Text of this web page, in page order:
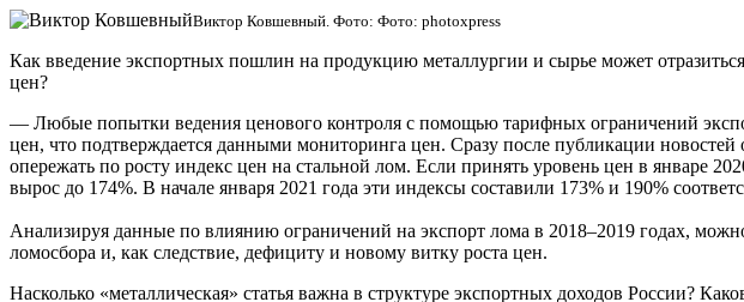
Виктор Ковшевный. Фото: Фото: photoxpress
Как введение экспортных пошлин на продукцию металлургии и сырье может
цен?
— Любые попытки ведения ценового контроля с помощью тарифных ограничений
цен, что подтверждается данными мониторинга цен. Сразу после публикации
опережать по росту индекс цен на стальной лом. Если принять уровень цен в январе
вырос до 174%. В начале января 2021 года эти индексы составили 173% и 190%
Анализируя данные по влиянию ограничений на экспорт лома в 2018–2019 годах,
ломосбора и, как следствие, дефициту и новому витку роста цен.
Насколько «металлическая» статья важна в структуре экспортных доходов России?